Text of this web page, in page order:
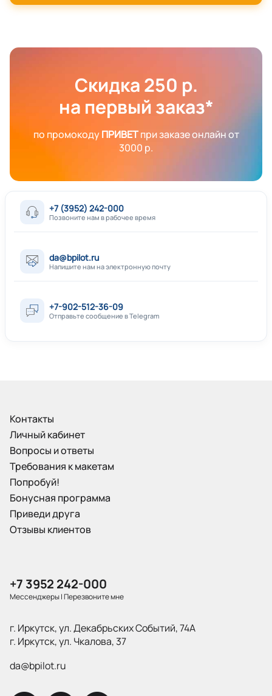
Скидка 250 р.
на первый заказ*
по промокодуПРИВЕТпри заказе онлайн от
3000 р.
+7 (3952) 242-000
Позвоните нам в рабочее время
da@bpilot.ru
Напишите нам на электронную почту
+7-902-512-36-09
Отправьте сообщение в Telegram
Контакты
Личный кабинет
Вопросы и ответы
Требования к макетам
Попробуй!
Бонусная программа
Приведи друга
Отзывы клиентов
+7 3952 242-000
Мессенджеры|Перезвоните мне
г. Иркутск, ул. Декабрьских Событий, 74А
г. Иркутск, ул. Чкалова, 37
da@bpilot.ru